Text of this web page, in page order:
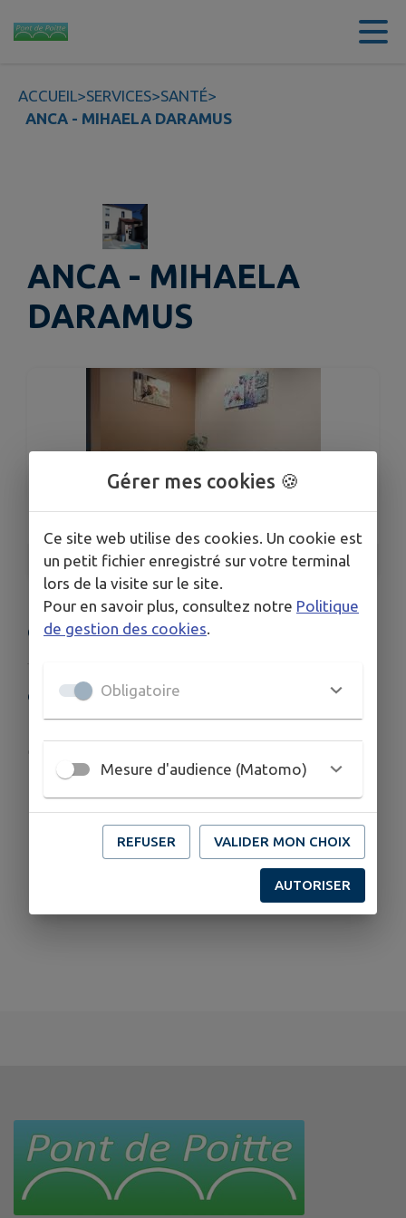
Contenu
ACCUEIL>SERVICES>SANTÉ>
ANCA - MIHAELA DARAMUS
ANCA - MIHAELA
DARAMUS
1/1
Cette fiche n'a pas encore été complétée.
COORDONNÉES
56 Grande Rue 39130 PONT DE POITTE
03 84 44 61 27
Gérer mes cookies 🍪
Ce site web utilise des cookies. Un cookie est
un petit fichier enregistré sur votre terminal
lors de la visite sur le site.
Pour en savoir plus, consultez notre Politique
de gestion des cookies
Obligatoire
Mesure d'audience (Matomo)
REFUSER VALIDER MON CHOIX
AUTORISER